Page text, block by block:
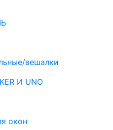
вешалки
И UNO
окон